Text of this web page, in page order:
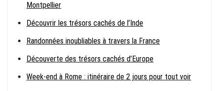
Montpellier
Découvrir les trésors cachés de l’Inde
Randonnées inoubliables à travers la France
Découverte des trésors cachés d’Europe
Week-end à Rome : itinéraire de 2 jours pour tout voir